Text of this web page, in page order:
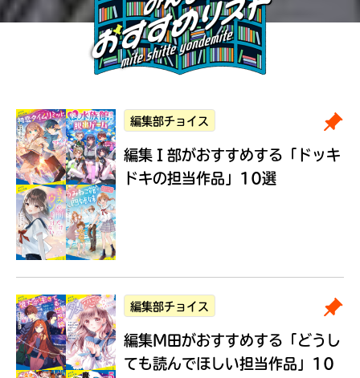
編集部チョイス
編集Ｉ部がおすすめする 「ドッキ
ドキの担当作品」10選
編集部チョイス
編集M田がおすすめする 「どうし
ても読んでほしい担当作品」10